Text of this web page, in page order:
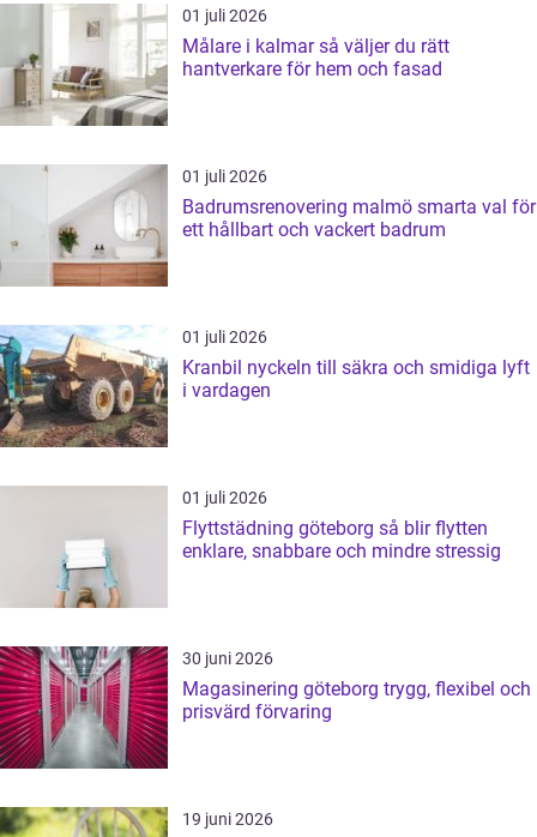
01 juli 2026
Målare i kalmar så väljer du rätt
hantverkare för hem och fasad
01 juli 2026
Badrumsrenovering malmö smarta val för
ett hållbart och vackert badrum
01 juli 2026
Kranbil nyckeln till säkra och smidiga lyft
i vardagen
01 juli 2026
Flyttstädning göteborg så blir flytten
enklare, snabbare och mindre stressig
30 juni 2026
Magasinering göteborg trygg, flexibel och
prisvärd förvaring
19 juni 2026